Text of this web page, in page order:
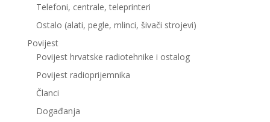
Telefoni, centrale, teleprinteri
Ostalo (alati, pegle, mlinci, šivači strojevi)
Povijest
Povijest hrvatske radiotehnike i ostalog
Povijest radioprijemnika
Članci
Događanja